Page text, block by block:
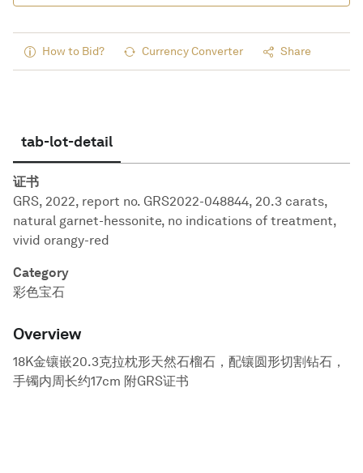
How to Bid? Currency Converter Share
tab-lot-detail
证书
GRS, 2022, report no. GRS2022-048844, 20.3 carats,
natural garnet-hessonite, no indications of treatment,
vivid orangy-red
Category
彩色宝石
Overview
18K金镶嵌20.3克拉枕形天然石榴石，配镶圆形切割钻石，
手镯内周长约17cm 附GRS证书